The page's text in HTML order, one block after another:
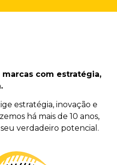
com estratégia,
estratégia, inovação e
há mais de 10 anos,
verdadeiro potencial.